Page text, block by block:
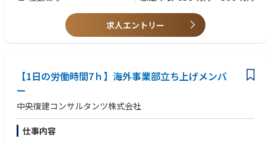
求人エントリー
【1⽇の労働時間7ｈ】海外事業部立ち上げメンバ
ー
中央復建コンサルタンツ株式会社
仕事内容